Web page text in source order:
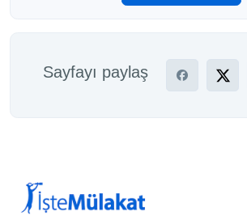
Sayfayı paylaş